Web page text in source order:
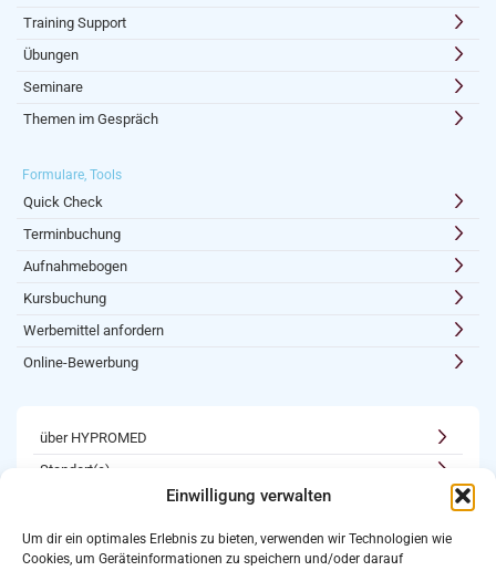
Einwilligung verwalten
Um dir ein optimales Erlebnis zu bieten, verwenden wir Technologien wie
Cookies, um Geräteinformationen zu speichern und/oder darauf
Training Support
Übungen
Seminare
Themen im Gespräch
Formulare, Tools
Quick Check
Terminbuchung
Aufnahmebogen
Kursbuchung
Werbemittel anfordern
Online-Bewerbung
über HYPROMED
Standort(e)
Karriere
Newsletter